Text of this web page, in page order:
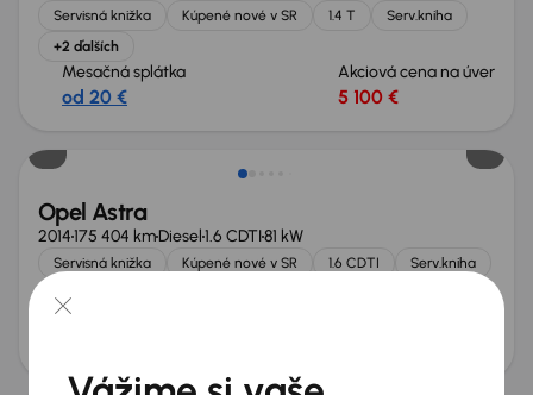
Servisná knižka Kúpené nové v SR 1.4 T
Serv.kniha
+2 ďalších
Mesačná splátka
od 20 €
Akciová cena na úver
5 100 €
Opel Astra
2014175 404 kmDiesel1.6 CDTI81 kW
Servisná knižka Kúpené nové v SR 1.6 CDTI
Serv.kniha
+4 ďalších
Mesačná splátka